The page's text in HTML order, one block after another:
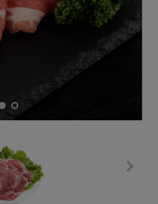
沖泡飲品
支持本土農糧
能源議題
減塑減廢
食農教育